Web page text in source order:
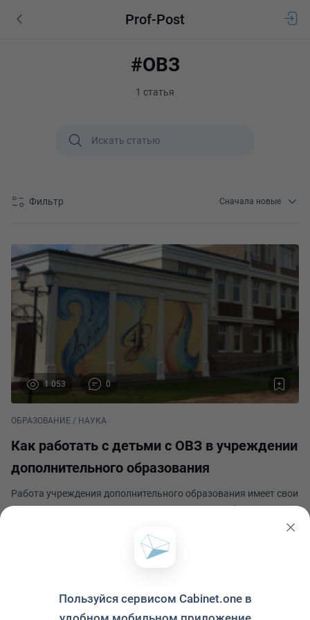
Prof-Post
#ОВЗ
1 статья
Фильтр Сначала новые
1 053 0
ОБРАЗОВАНИЕ / НАУКА
Как работать с детьми с ОВЗ в учреждении
дополнительного образования
Работа учреждения дополнительного образования имеет свои
устоявшиеся традиции в части организации учебного
методического сопровождения. Но жизнь ставит перед нами
новые задачи. Речь в данной статье пойдет об ор
Оксана Николаевна Малышкина
Опубликовано 23 апреля 2021
Пользуйся сервисом Cabinet.one в